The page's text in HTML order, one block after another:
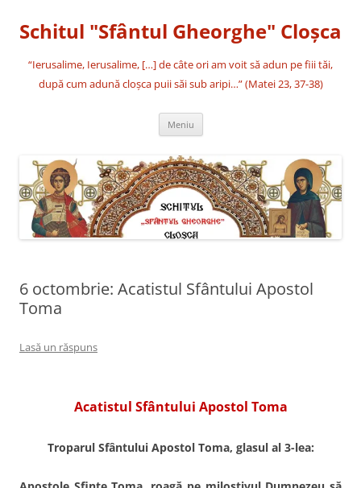
conținut
Schitul "Sfântul Gheorghe" Cloşca
“Ierusalime, Ierusalime, […] de câte ori am voit să adun pe fiii tăi,
după cum adună cloşca puii săi sub aripi…” (Matei 23, 37-38)
Meniu
6 octombrie: Acatistul Sfântului Apostol
Toma
Lasă un răspuns
Acatistul Sfântului Apostol Toma
Troparul Sfântului Apostol Toma, glasul al 3-lea: